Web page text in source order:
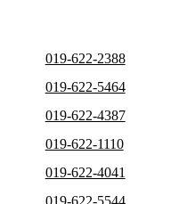
019-622-2388
019-622-5464
019-622-4387
019-622-1110
019-622-4041